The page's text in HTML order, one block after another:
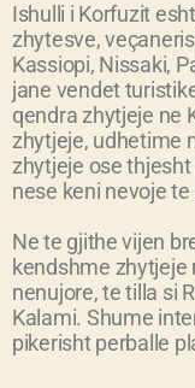
Ishulli i Korfuzit
zhytesve,
Kassiopi, Nissaki,
jane vendet
qendra zhytjeje ne
zhytjeje, udhetime
zhytjeje ose
nese keni nevoje
Ne te gjithe vijen
kendshme zhytjeje
nenujore, te tilla si
Kalami. Shume
pikerisht perballe